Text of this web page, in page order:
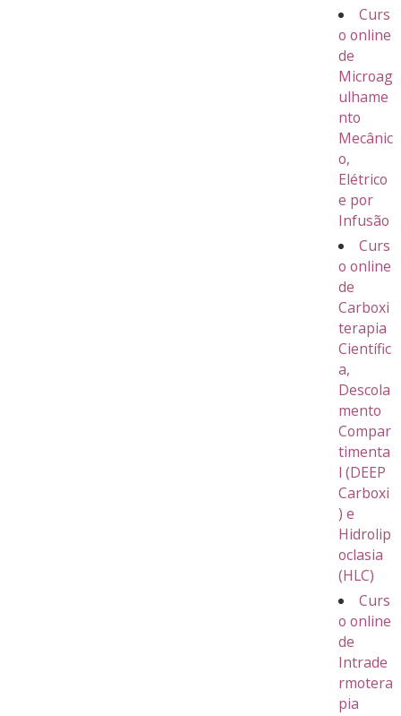
Curs
o online
de
Microag
ulhame
nto
Mecânic
o,
Elétrico
e por
Infusão
Curs
o online
de
Carboxi
terapia
Científic
a,
Descola
mento
Compar
timenta
l (DEEP
Carboxi
) e
Hidrolip
oclasia
(HLC)
Curs
o online
de
Intrade
rmotera
pia